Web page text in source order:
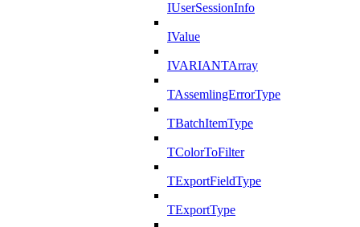
IUserSessionInfo
IValue
IVARIANTArray
TAssemlingErrorType
TBatchItemType
TColorToFilter
TExportFieldType
TExportType